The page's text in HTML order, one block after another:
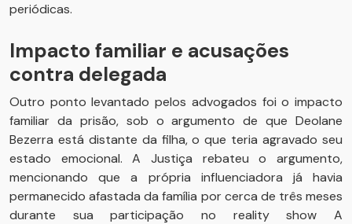
periódicas.
Impacto familiar e acusações
contra delegada
Outro ponto levantado pelos advogados foi o impacto
familiar da prisão, sob o argumento de que Deolane
Bezerra está distante da filha, o que teria agravado seu
estado emocional. A Justiça rebateu o argumento,
mencionando que a própria influenciadora já havia
permanecido afastada da família por cerca de três meses
durante sua participação no reality show A